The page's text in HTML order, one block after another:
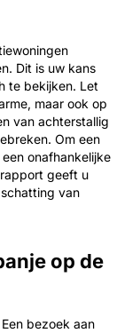
Dit is uw kans
te bekijken. Let
maar ook op
van achterstallig
Om een
onafhankelijke
geeft u
van
op de
bezoek aan